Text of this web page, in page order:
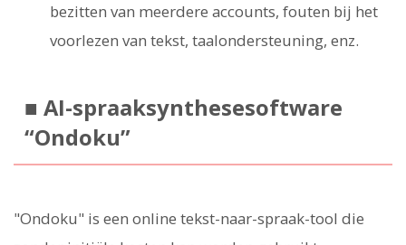
bezitten van meerdere accounts, fouten bij het
voorlezen van tekst, taalondersteuning, enz.
■ AI-spraaksynthesesoftware
“Ondoku”
"Ondoku" is een online tekst-naar-spraak-tool die